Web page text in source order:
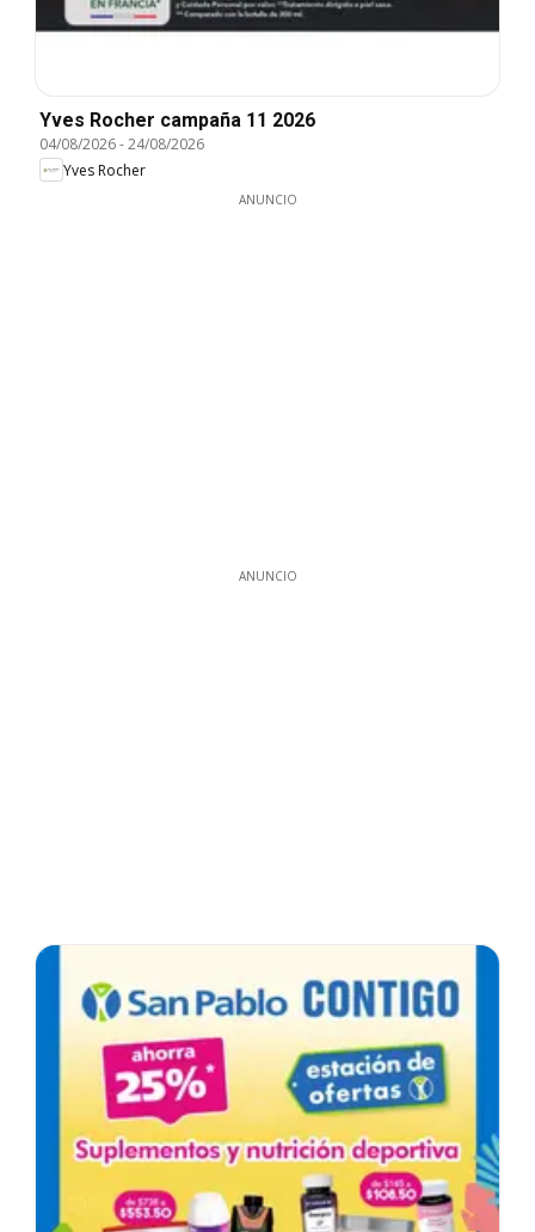
Yves Rocher campaña 11 2026
04/08/2026-24/08/2026
Yves Rocher
ANUNCIO
ANUNCIO